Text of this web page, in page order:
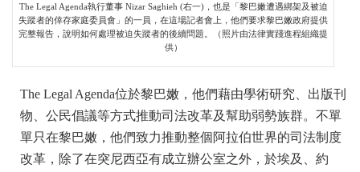
The Legal Agenda執行董事 Nizar Saghieh (右一)，也是「黎巴嫩遭遇綁架及被迫
失蹤者的倖存家庭委員會」的一員，在這場記者會上，他們要求黎巴嫩政府提供
完整報告，說明如何處理被迫失蹤者的後續問題。（照片由法律實踐進程組織提
供）
The Legal Agenda位於黎巴嫩，他們藉由學術研究、出版刊
物、公民倡議等方式推動司法改革及幫助弱勢族群。不單
單只在黎巴嫩，他們致力推動整個阿拉伯世界的司法制度
改革，除了在突尼西亞有成立辦公室之外，於埃及、約